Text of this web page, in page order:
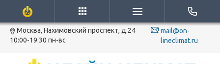
Москва, Нахимовский проспект, д.24
10:00-19:30 пн-вс
mail@on-
lineclimat.ru